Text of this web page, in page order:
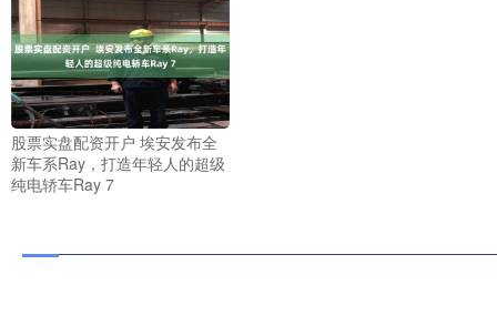
股票实盘配资开户 埃安发布全
新车系Ray，打造年轻人的超级
纯电轿车Ray 7